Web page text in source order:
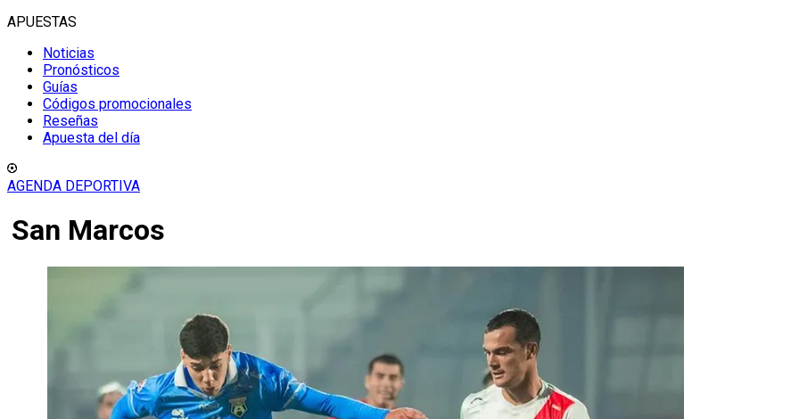
APUESTAS
Noticias
Pronósticos
Guías
Códigos promocionales
Reseñas
Apuesta del día
AGENDA DEPORTIVA
San Marcos